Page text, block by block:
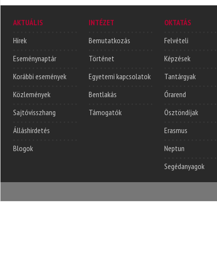
AKTUÁLIS
Hírek
Eseménynaptár
Korábbi események
Közlemények
Sajtóvisszhang
Álláshirdetés
Blogok
INTÉZET
Bemutatkozás
Történet
Egyetemi kapcsolatok
Bentlakás
Támogatók
OKTATÁS
Felvételi
Képzések
Tantárgyak
Órarend
Ösztöndíjak
Erasmus
Neptun
Segédanyagok